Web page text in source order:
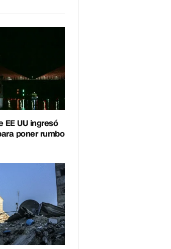
EE UU ingresó
poner rumbo